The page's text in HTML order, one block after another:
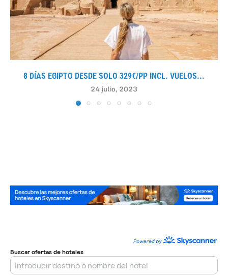
8 DÍAS EGIPTO DESDE SOLO 329€/PP INCL. VUELOS...
24 julio, 2023